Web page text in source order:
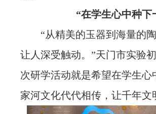
“在学生心中种下
“从精美的玉器到海量的
让人深受触动。”天门市实验
次研学活动就是希望在学生
家河文化代代相传，让千年